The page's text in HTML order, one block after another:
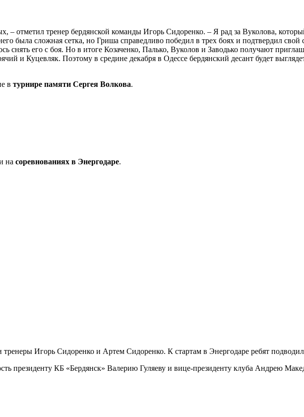
– отметил тренер бердянской команды Игорь Сидоренко. – Я рад за Вуколова,
была сложная сетка, но Гриша справедливо победил в трех боях и подтвердил
снять его с боя. Но в итоге Козаченко, Палько, Вуколов и Заводько получают
и Куцевляк. Поэтому в средине декабря в Одессе бердянский десант будет
в турнире памяти Сергея Волкова.
на соревнованиях в Энергодаре.
тренеры Игорь Сидоренко и Артем Сидоренко. К стартам в Энергодаре ребят
президенту КБ «Бердянск» Валерию Гуляеву и вице-президенту клуба Андрею